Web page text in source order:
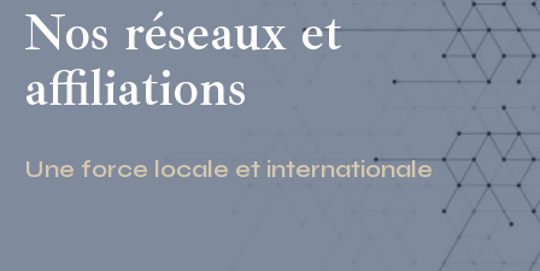
Nos réseaux et
affiliations
Une force locale et internationale